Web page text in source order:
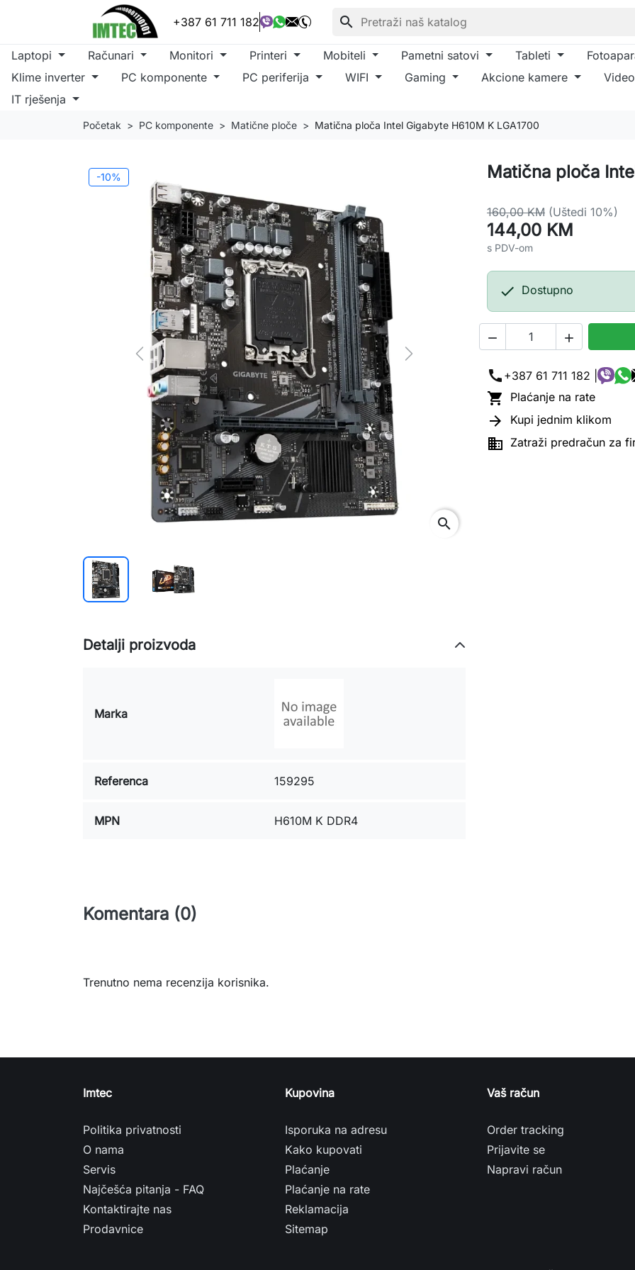
+387 61 711 182 search
Laptopi Računari Monitori Printeri Mobiteli Pametni satovi Tableti
Klime inverter
PC komponente PC periferija WIFI Gaming Akcione kamere
IT rješenja
Početak PC komponente Matične ploče Matična ploča Intel Gigabyte H610M K LGA1700
-10%
Previous Next
search
Matična ploča
160,00 KM (Uštedi 10%)
144,00 KM
s PDV-om
 Dostupno
 
call +387 61 711 182 |
 Plaćanje na rate
 Kupi jednim klikom
 Zatraži predračun za
Detalji proizvoda
Marka
Referenca 159295
MPN H610M K DDR4
Komentara (0)
Trenutno nema recenzija korisnika.
Imtec
Politika privatnosti
O nama
Servis
Najčešća pitanja - FAQ
Kontaktirajte nas
Prodavnice
Kupovina
Isporuka na adresu
Kako kupovati
Plaćanje
Plaćanje na rate
Reklamacija
Sitemap
Vaš račun
Order tracking
Prijavite se
Napravi račun